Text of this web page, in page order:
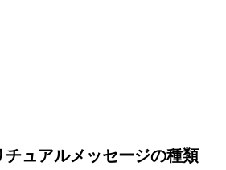
チュアルメッセージの種類